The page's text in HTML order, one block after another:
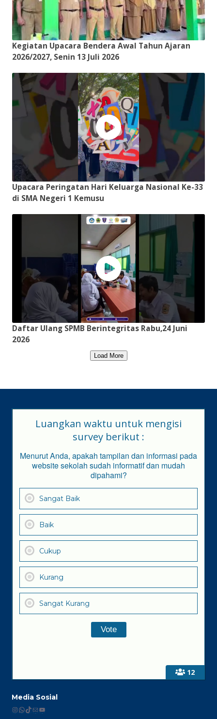
Kegiatan Upacara Bendera Awal Tahun Ajaran
2026/2027, Senin 13 Juli 2026
Upacara Peringatan Hari Keluarga Nasional Ke-33
di SMA Negeri 1 Kemusu
Daftar Ulang SPMB Berintegritas Rabu,24 Juni
2026
Load More
12
Luangkan waktu untuk mengisi
survey berikut :
Menurut Anda, apakah tampilan dan informasi pada
website sekolah sudah informatif dan mudah
dipahami?
Sangat Baik
Baik
Cukup
Kurang
Sangat Kurang
Media Sosial
Instagram
WhatsApp
TikTok
MailYouTube